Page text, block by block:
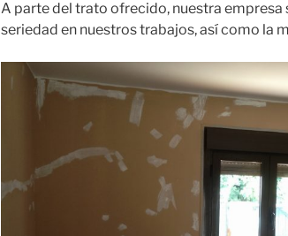
A parte del trato ofrecido, nuestra empresa
seriedad en nuestros trabajos, así como la